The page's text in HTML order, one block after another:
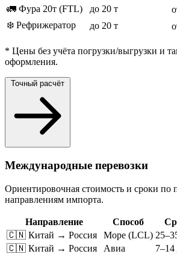
🚛 Фура 20т (FTL)
до 20 т
❄️ Рефрижератор
до 20 т
* Цены без учёта погрузки/выгрузки и
оформления.
Точный расчёт
Международные перевозки
Ориентировочная стоимость и сроки по
направлениям импорта.
Направление Способ
🇨🇳 Китай → Россия
Море (LCL)
🇨🇳 Китай → Россия
Авиа 7–14